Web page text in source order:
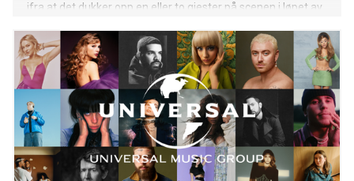
ifra at det dukker opp en eller to gjester på scenen i løpet av
https://www.ticketmaster.no/artist/lille-caesar-
billetter/1280643 Låten som kom på fredag, har allerede
levert sterkt. Du skal ikke se bort ifra at du møter folk på
gatene som synger «hva om jeg slutta å bry meg». Om låten
sier Adam følgende: «hva om jeg slutta og bry meg» kan
tolkes på flere måter, men jeg ser det sånn at det har blitt
for vanlig med giftighet og spill i relasjoner og jeg skulle
ønske at vi bare kunne kastet BS’en ut av vinduet og leve
som om vi faktisk skjønner at vi skal dø. Så gi dine